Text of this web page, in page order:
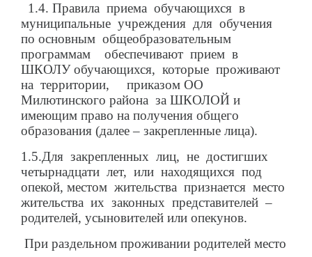
1.4. Правила приема обучающихся в
муниципальные учреждения для обучения
по основным общеобразовательным
программам обеспечивают прием в
ШКОЛУ обучающихся, которые проживают
на территории, приказом ОО
Милютинского района за ШКОЛОЙ и
имеющим право на получения общего
образования (далее – закрепленные лица).
1.5.Для закрепленных лиц, не достигших
четырнадцати лет, или находящихся под
опекой, местом жительства признается место
жительства их законных представителей –
родителей, усыновителей или опекунов.
При раздельном проживании родителей место